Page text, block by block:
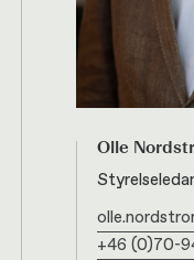
Olle
+46 (0)70-